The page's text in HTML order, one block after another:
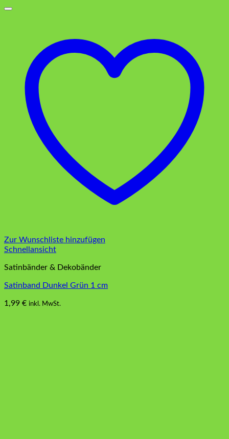
Zur Wunschliste hinzufügen
Schnellansicht
Satinbänder & Dekobänder
Satinband Dunkel Grün 1 cm
1,99 € inkl. MwSt.